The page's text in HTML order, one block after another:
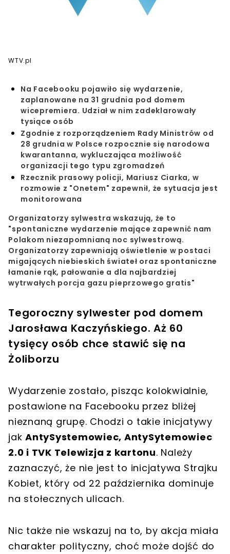
WTV.pl
Na Facebooku pojawiło się wydarzenie,
zaplanowane na 31 grudnia pod domem
wicepremiera. Udział w nim zadeklarowały
tysiące osób
Zgodnie z rozporządzeniem Rady Ministrów od
28 grudnia w Polsce rozpocznie się narodowa
kwarantanna, wykluczająca możliwość
organizacji tego typu zgromadzeń
Rzecznik prasowy policji, Mariusz Ciarka, w
rozmowie z "Onetem" zapewnił, że sytuacja jest
monitorowana
Organizatorzy sylwestra wskazują, że to
"spontaniczne wydarzenie mające zapewnić nam
Polakom niezapomnianą noc sylwestrową.
Organizatorzy zapewniają oświetlenie w postaci
migających niebieskich świateł oraz spontaniczne
łamanie rąk, pałowanie a dla najbardziej
wytrwałych porcja gazu pieprzowego gratis"
Tegoroczny sylwester pod domem
Jarosława Kaczyńskiego. Aż 60
tysięcy osób chce stawić się na
Żoliborzu
Wydarzenie zostało, pisząc kolokwialnie,
postawione na Facebooku przez bliżej
nieznaną grupę. Chodzi o takie inicjatywy
jak AntySystemowiec, AntySytemowiec
2.0 i TVK Telewizja z kartonu. Należy
zaznaczyć, że nie jest to inicjatywa Strajku
Kobiet, który od 22 października dominuje
na stołecznych ulicach.
Nic także nie wskazuj na to, by akcja miała
charakter polityczny, choć może dojść do